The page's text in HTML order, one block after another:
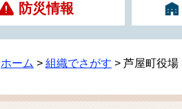
防災情報
ホーム > 組織でさがす > 芦屋町役場